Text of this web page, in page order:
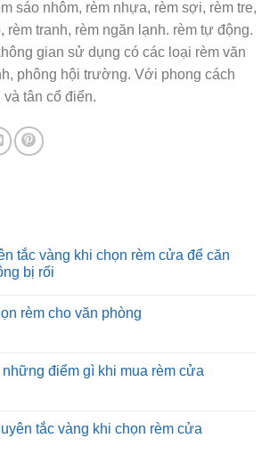
sáo nhôm, rèm nhựa, rèm sợi, rèm tre,
rèm tranh, rèm ngăn lạnh. rèm tự động.
gian sử dụng có các loại rèm văn
phông hội trường. Với phong cách
tân cổ điển.
tắc vàng khi chọn rèm cửa để căn
bị rối
rèm cho văn phòng
điểm gì khi mua rèm cửa
tắc vàng khi chọn rèm cửa